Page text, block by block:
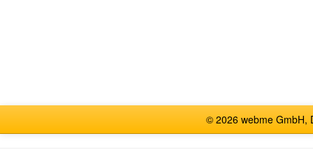
© 2026 webme GmbH,